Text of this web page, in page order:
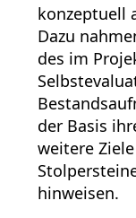
konzeptuell
Dazu
des im
der Basis
weitere
hinweisen.